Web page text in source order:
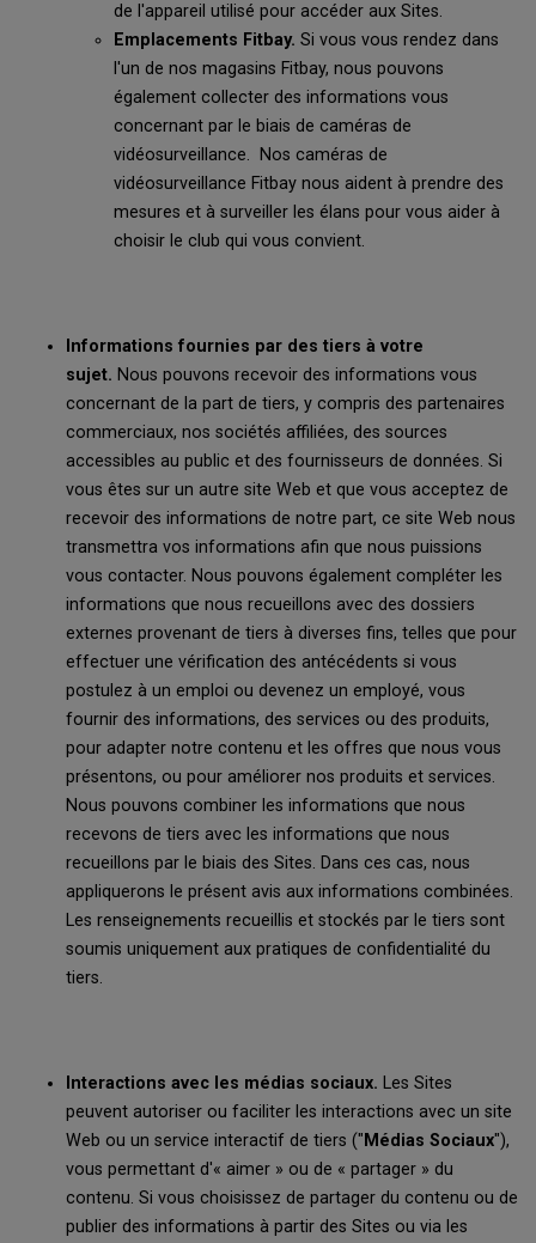
de l'appareil utilisé pour accéder aux Sites.
Emplacements Fitbay. Si vous vous rendez dans
l'un de nos magasins Fitbay, nous pouvons
également collecter des informations vous
concernant par le biais de caméras de
vidéosurveillance. Nos caméras de
vidéosurveillance Fitbay nous aident à prendre des
mesures et à surveiller les élans pour vous aider à
choisir le club qui vous convient.
Informations fournies par des tiers à votre
sujet. Nous pouvons recevoir des informations vous
concernant de la part de tiers, y compris des partenaires
commerciaux, nos sociétés affiliées, des sources
accessibles au public et des fournisseurs de données. Si
vous êtes sur un autre site Web et que vous acceptez de
recevoir des informations de notre part, ce site Web nous
transmettra vos informations afin que nous puissions
vous contacter. Nous pouvons également compléter les
informations que nous recueillons avec des dossiers
externes provenant de tiers à diverses fins, telles que pour
effectuer une vérification des antécédents si vous
postulez à un emploi ou devenez un employé, vous
fournir des informations, des services ou des produits,
pour adapter notre contenu et les offres que nous vous
présentons, ou pour améliorer nos produits et services.
Nous pouvons combiner les informations que nous
recevons de tiers avec les informations que nous
recueillons par le biais des Sites. Dans ces cas, nous
appliquerons le présent avis aux informations combinées.
Les renseignements recueillis et stockés par le tiers sont
soumis uniquement aux pratiques de confidentialité du
tiers.
Interactions avec les médias sociaux. Les Sites
peuvent autoriser ou faciliter les interactions avec un site
Web ou un service interactif de tiers (" Médias Sociaux"),
vous permettant d'« aimer » ou de « partager » du
contenu. Si vous choisissez de partager du contenu ou de
publier des informations à partir des Sites ou via les